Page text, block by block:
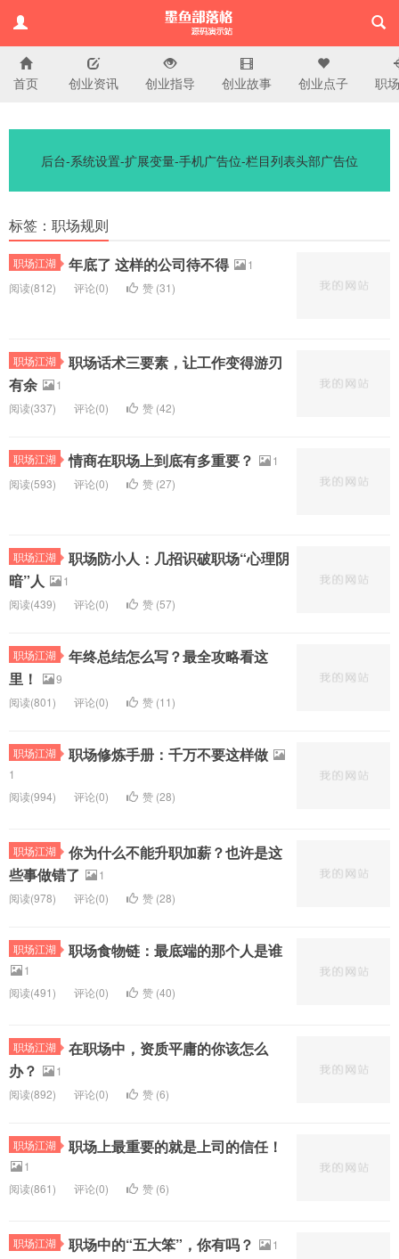
演示站
首页 创业资讯 创业指导 创业故事 创业点子 职
后台-系统设置-扩展变量-手机广告位-栏目列表头部广告位
标签：职场规则
职场江湖 年底了 这样的公司待不得
1
阅读(812) 评论(0) 赞 (31)
职场江湖
职场话术三要素，让工作变得游刃
有余
1
阅读(337) 评论(0) 赞 (42)
职场江湖 情商在职场上到底有多重要？
1
阅读(593) 评论(0) 赞 (27)
职场江湖
职场防小人：几招识破职场“心理阴
暗”人
1
阅读(439) 评论(0) 赞 (57)
职场江湖
年终总结怎么写？最全攻略看这
里！
9
阅读(801) 评论(0) 赞 (11)
职场江湖 职场修炼手册：千万不要这样做
1
阅读(994) 评论(0) 赞 (28)
职场江湖
你为什么不能升职加薪？也许是这
些事做错了
1
阅读(978) 评论(0) 赞 (28)
职场江湖 职场食物链：最底端的那个人是谁
1
阅读(491) 评论(0) 赞 (40)
职场江湖
在职场中，资质平庸的你该怎么
办？
1
阅读(892) 评论(0) 赞 (6)
职场江湖 职场上最重要的就是上司的信任！
1
阅读(861) 评论(0) 赞 (6)
职场江湖 职场中的“五大笨”，你有吗？
1